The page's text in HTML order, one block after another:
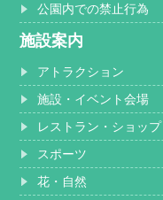
公園内での禁止行為
施設案内
アトラクション
施設・イベント会場
レストラン・ショップ
スポーツ
花・自然